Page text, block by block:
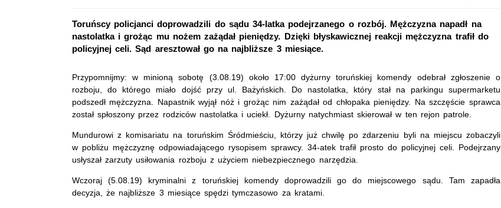
Toruńscy policjanci doprowadzili do sądu 34-latka podejrzanego o rozbój. Mężczyzna napadł na
nastolatka i grożąc mu nożem zażądał pieniędzy. Dzięki błyskawicznej reakcji mężczyzna trafił do
policyjnej celi. Sąd aresztował go na najbliższe 3 miesiące.
Przypomnijmy: w minioną sobotę (3.08.19) około 17:00 dyżurny toruńskiej komendy odebrał zgłoszenie o
rozboju, do którego miało dojść przy ul. Bażyńskich. Do nastolatka, który stał na parkingu supermarketu
podszedł mężczyzna. Napastnik wyjął nóż i grożąc nim zażądał od chłopaka pieniędzy. Na szczęście sprawca
został spłoszony przez rodziców nastolatka i uciekł. Dyżurny natychmiast skierował w ten rejon patrole.
Mundurowi z komisariatu na toruńskim Śródmieściu, którzy już chwilę po zdarzeniu byli na miejscu zobaczyli
w pobliżu mężczyznę odpowiadającego rysopisem sprawcy. 34-atek trafił prosto do policyjnej celi. Podejrzany
usłyszał zarzuty usiłowania rozboju z użyciem niebezpiecznego narzędzia.
Wczoraj (5.08.19) kryminalni z toruńskiej komendy doprowadzili go do miejscowego sądu. Tam zapadła
decyzja, że najbliższe 3 miesiące spędzi tymczasowo za kratami.